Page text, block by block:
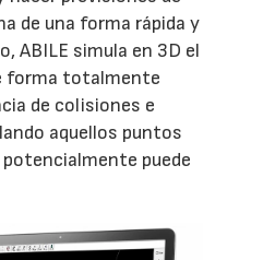
de una forma rápida y
ABILE simula en 3D el
forma totalmente
de colisiones e
aquellos puntos
puede